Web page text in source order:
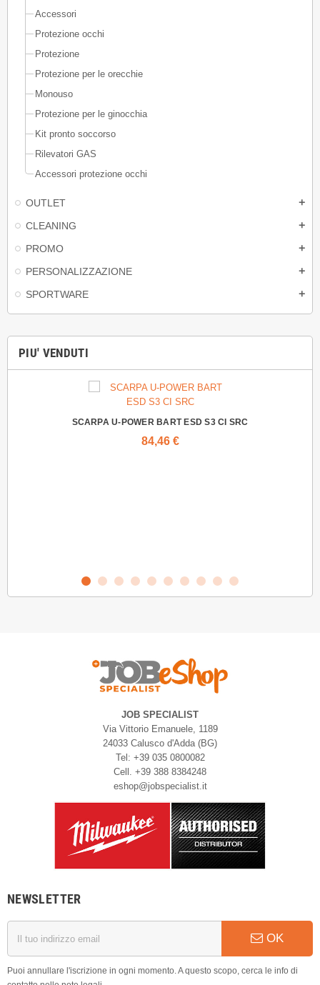
Accessori
Protezione occhi
Protezione
Protezione per le orecchie
Monouso
Protezione per le ginocchia
Kit pronto soccorso
Rilevatori GAS
Accessori protezione occhi
OUTLET add
CLEANING add
PROMO add
PERSONALIZZAZIONE add
SPORTWARE add
PIU' VENDUTI
SCARPA U-POWER BART ESD S3 CI SRC
84,46 €
JOB SPECIALIST
Via Vittorio Emanuele, 1189
24033 Calusco d'Adda (BG)
Tel: +39 035 0800082
Cell. +39 388 8384248
eshop@jobspecialist.it
NEWSLETTER
OK
Puoi annullare l'iscrizione in ogni momento. A questo scopo, cerca le info di